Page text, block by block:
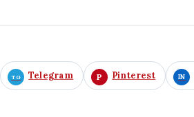
Telegram Pinterest